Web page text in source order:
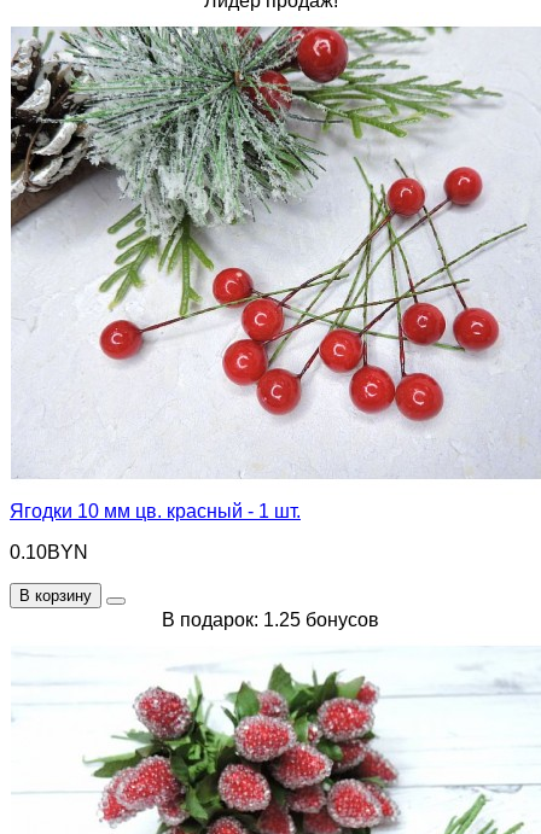
Ягодки 10 мм цв. красный - 1 шт.
0.10BYN
В корзину
В подарок: 1.25 бонусов